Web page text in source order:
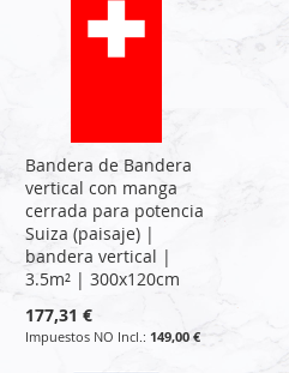
Bandera de Bandera
vertical con manga
cerrada para potencia
Suiza (paisaje) |
bandera vertical |
3.5m² | 300x120cm
177,31 €
149,00 €